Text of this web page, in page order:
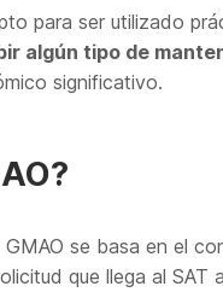
para ser utilizado
algún tipo de
significativo.
se basa en el
que llega al SAT